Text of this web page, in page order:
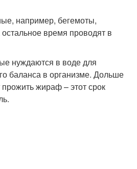
например, бегемоты,
время проводят в
нуждаются в воде для
баланса в организме. Дольше
жираф – этот срок